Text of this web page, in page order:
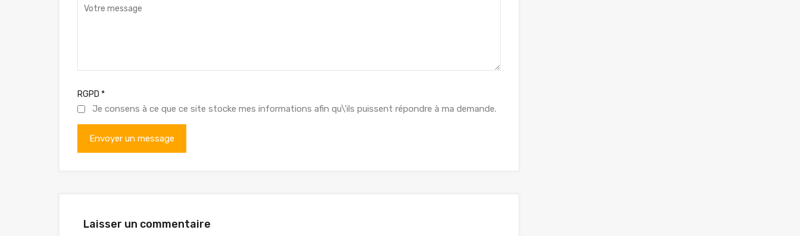
RGPD *
Je consens à ce que ce site stocke mes informations afin qu\'ils puissent répondre à ma demande.
Laisser un commentaire